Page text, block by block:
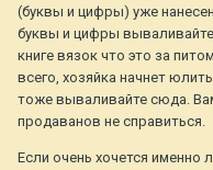
(буквы и цифры) уже
буквы и цифры
книге вязок что это за
всего, хозяйка начнет
тоже вываливайте сюда.
продаванов не справиться.
Если очень хочется именно